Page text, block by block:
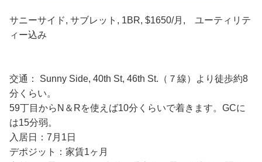
サニーサイド, サブレット, 1BR, $1650/月, ユーティリテ
ィー込み
交通： Sunny Side, 40th St, 46th St.（７線）より徒歩約8
分くらい。
59丁目からN＆Rを使えば10分くらいで着きます。GCに
は15分弱。
入居日：7月1日
デポジット：家賃1ヶ月